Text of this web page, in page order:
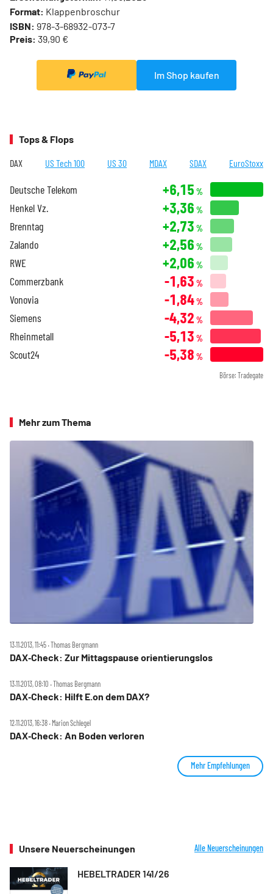
Format: Klappenbroschur
ISBN: 978-3-68932-073-7
Preis: 39,90 €
Im Shop kaufen
Tops & Flops
DAX US Tech 100 US 30 MDAX SDAX EuroStoxx
Deutsche Telekom +6,15 %
Henkel Vz. +3,36 %
Brenntag +2,73 %
Zalando +2,56 %
RWE +2,06 %
Commerzbank -1,63 %
Vonovia -1,84%
Siemens -4,32 %
Rheinmetall -5,13 %
Scout24 -5,38 %
Börse: Tradegate
Mehr zum Thema
13.11.2013, 11:45 ‧ Thomas Bergmann
DAX‑Check: Zur Mittagspause orientierungslos
13.11.2013, 08:10 ‧ Thomas Bergmann
DAX‑Check: Hilft E.on dem DAX?
12.11.2013, 16:38 ‧ Marion Schlegel
DAX‑Check: An Boden verloren
Mehr Empfehlungen
Unsere Neuerscheinungen Alle Neuerscheinungen
HEBELTRADER 141/26